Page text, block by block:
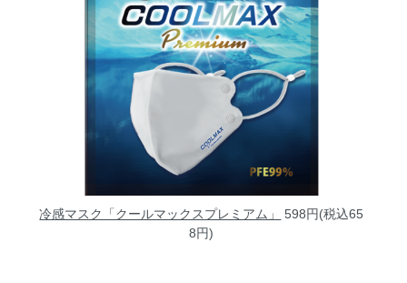
冷感マスク「クールマックスプレミアム」
598円(税込65
8円)